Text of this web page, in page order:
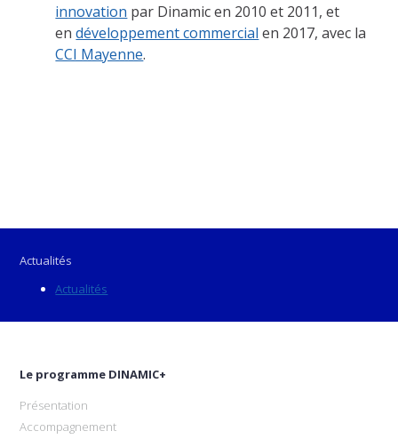
innovation par Dinamic en 2010 et 2011, et
endéveloppement commercial en 2017, avec la
CCI Mayenne.
Actualités
Actualités
Le programme DINAMIC+
Présentation
Accompagnement